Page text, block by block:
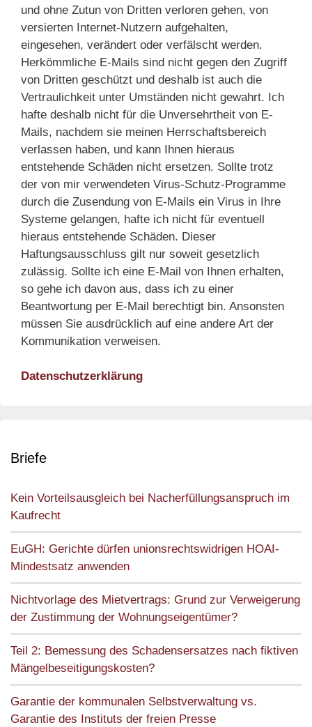
und ohne Zutun von Dritten verloren gehen, von
versierten Internet-Nutzern aufgehalten,
eingesehen, verändert oder verfälscht werden.
Herkömmliche E-Mails sind nicht gegen den Zugriff
von Dritten geschützt und deshalb ist auch die
Vertraulichkeit unter Umständen nicht gewahrt. Ich
hafte deshalb nicht für die Unversehrtheit von E-
Mails, nachdem sie meinen Herrschaftsbereich
verlassen haben, und kann Ihnen hieraus
entstehende Schäden nicht ersetzen. Sollte trotz
der von mir verwendeten Virus-Schutz-Programme
durch die Zusendung von E-Mails ein Virus in Ihre
Systeme gelangen, hafte ich nicht für eventuell
hieraus entstehende Schäden. Dieser
Haftungsausschluss gilt nur soweit gesetzlich
zulässig. Sollte ich eine E-Mail von Ihnen erhalten,
so gehe ich davon aus, dass ich zu einer
Beantwortung per E-Mail berechtigt bin. Ansonsten
müssen Sie ausdrücklich auf eine andere Art der
Kommunikation verweisen.
Datenschutzerklärung
Briefe
Kein Vorteilsausgleich bei Nacherfüllungsanspruch im
Kaufrecht
EuGH: Gerichte dürfen unionsrechtswidrigen HOAI-
Mindestsatz anwenden
Nichtvorlage des Mietvertrags: Grund zur Verweigerung
der Zustimmung der Wohnungseigentümer?
Teil 2: Bemessung des Schadensersatzes nach fiktiven
Mängelbeseitigungskosten?
Garantie der kommunalen Selbstverwaltung vs.
Garantie des Instituts der freien Presse